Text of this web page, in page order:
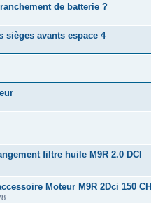
de batterie ?
sièges avants espace 4
filtre huile M9R 2.0 DCI
Moteur M9R 2Dci 150 CH